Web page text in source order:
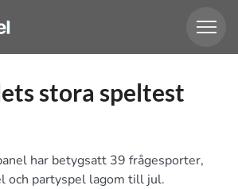
stora speltest
har betygsatt 39 frågesporter,
och partyspel lagom till jul.